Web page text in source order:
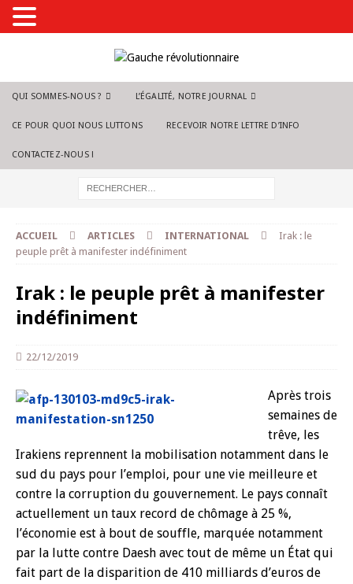
QUI SOMMES-NOUS ? L’ÉGALITÉ, NOTRE JOURNAL
CE POUR QUOI NOUS LUTTONS RECEVOIR NOTRE LETTRE D’INFO
CONTACTEZ-NOUS !
ACCUEIL ARTICLES INTERNATIONAL
Irak : le
peuple prêt à manifester indéfiniment
Irak : le peuple prêt à manifester
indéfiniment
22/12/2019
Après trois
semaines de
trêve, les
Irakiens reprennent la mobilisation notamment dans le
sud du pays pour l’emploi, pour une vie meilleure et
contre la corruption du gouvernement. Le pays connaît
actuellement un taux record de chômage à 25 %,
l’économie est à bout de souffle, marquée notamment
par la lutte contre Daesh avec tout de même un État qui
fait part de la disparition de 410 milliards d’euros de